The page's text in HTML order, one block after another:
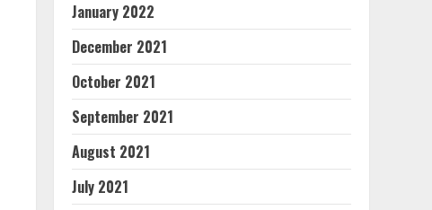
January 2022
December 2021
October 2021
September 2021
August 2021
July 2021